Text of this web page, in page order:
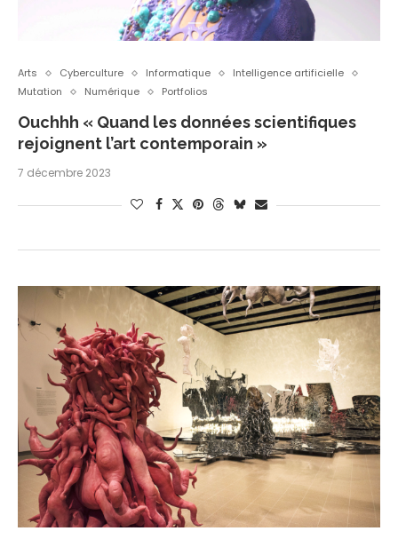
Arts Cyberculture Informatique
Intelligence artificielle
Mutation
Numérique Portfolios
Ouchhh « Quand les données scientifiques
rejoignent l’art contemporain »
7 décembre 2023